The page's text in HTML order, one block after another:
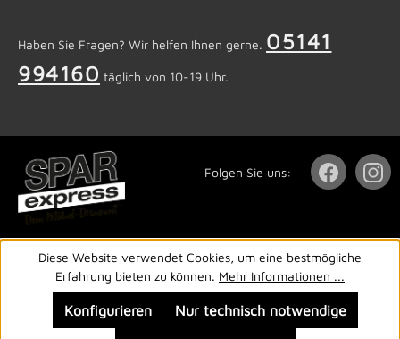
Haben Sie Fragen? Wir helfen Ihnen gerne. 05141
994160 täglich von 10-19 Uhr.
Folgen Sie uns:
Diese Website verwendet Cookies, um eine bestmögliche
Erfahrung bieten zu können. Mehr Informationen ...
Nur technisch notwendige
Konfigurieren